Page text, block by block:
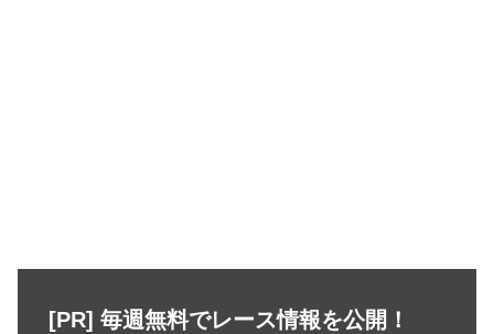
[PR] 毎週無料でレース情報を公開！